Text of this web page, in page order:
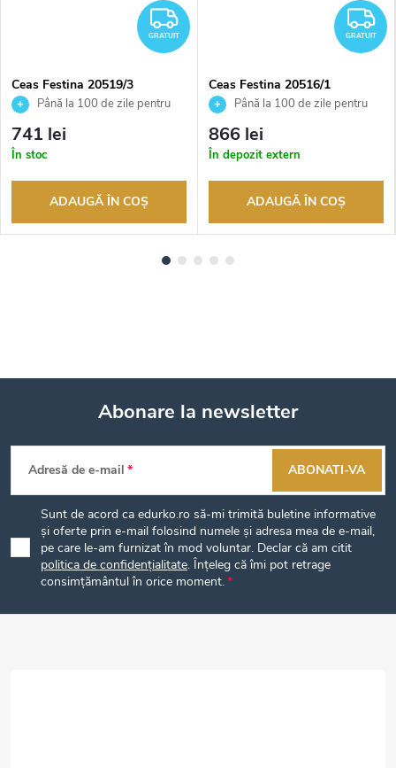
GRATUIT
GRATUIT
Ceas Festina 20519/3
Până la 100 de zile pentru
returnarea bunurilor. Vânzător
autorizat
741 lei
În stoc
ADAUGĂ ÎN COŞ
GRATUIT
Ceas Festina 20516/1
Până la 100 de zile pentru
returnarea bunurilor. Vânzător
autorizat
866 lei
În depozit extern
ADAUGĂ ÎN COŞ
S
u
b
o
Abonare la newsletter
Adresă de e-mail
Sunt de acord ca edurko.ro să-mi trimită buletine informative
și oferte prin e-mail folosind numele și adresa mea de e-mail,
pe care le-am furnizat în mod voluntar. Declar că am citit
politica de confidențialitate. Înțeleg că îmi pot retrage
consimțământul în orice moment.
ABONATI-VA